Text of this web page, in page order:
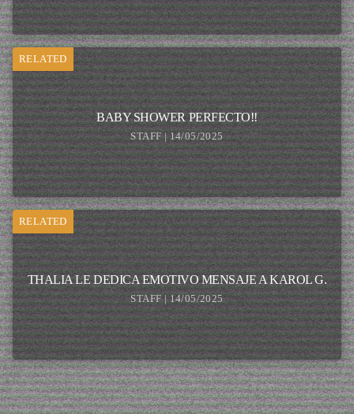
RELATED
BABY SHOWER PERFECTO!!
STAFF | 14/05/2025
RELATED
THALIA LE DEDICA EMOTIVO MENSAJE A KAROL G.
STAFF | 14/05/2025